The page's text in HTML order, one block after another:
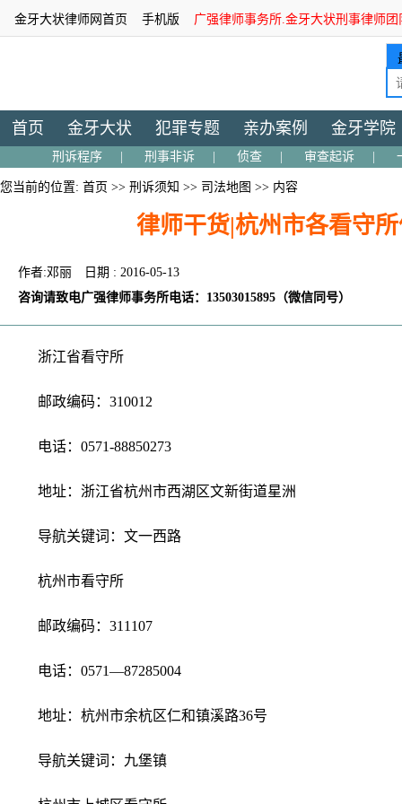
金牙大状律师网首页 手机版 广强律师事务所.金牙大状刑事律师
首页 金牙大状 犯罪专题 亲办案例 金牙学院
刑诉程序 刑事非诉 侦查 审查起诉
您当前的位置: 首页 >> 刑诉须知 >> 司法地图 >> 内容
律师干货|杭州市各看守
作者:邓丽
日期 : 2016-05-13
咨询请致电广强律师事务所电话：13503015895（微信同号）
浙江省看守所
邮政编码：310012
电话：0571-88850273
地址：浙江省杭州市西湖区文新街道星洲
导航关键词：文一西路
杭州市看守所
邮政编码：311107
电话：0571—87285004
地址：杭州市余杭区仁和镇溪路36号
导航关键词：九堡镇